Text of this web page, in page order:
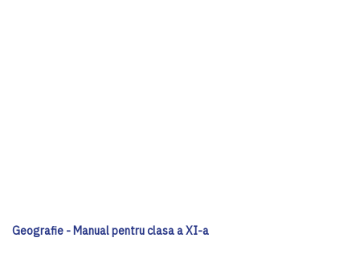
Geografie - Manual pentru clasa a XI-a